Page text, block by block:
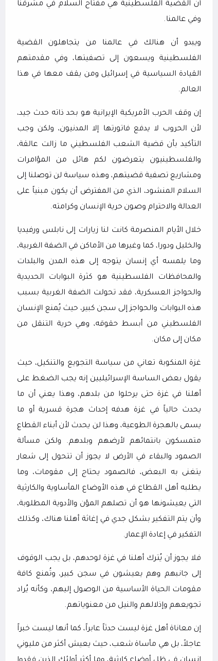
أن القضية الفلسطينية هي مفتاح السلام في مشرقنا
وفي عالمنا.
ويبدو أن هنالك في عالمنا من يتجاهلون القضية
الفلسطينية ويسعون إلى تصفيتها، وفي مقدمتهم
القيادة السياسية في إسرائيل ومن يقف معها في هذا
العالم.
إن وقف الحرب الأمريكية الإيرانية هو بحد ذاته حدث جيد،
لأن الحروب لا يدفع فاتورتها إلا المدنيون، ولكن وجب
التأكيد بأن قضية الشعب الفلسطيني ما زالت عالقة،
والفلسطينيون يتعرضون لكم هائل من المؤامرات
ومشاريع تصفية قضيتهم، وهذه سياسة لن توصلنا إلى
السلام المنشود، الذي من المفترض أن يكون مبنياً على
العدالة والاحترام وصون حرية الإنسان وكرامته.
خلال الأيام المنصرمة كانت لنا زيارات إلى نابلس ورفيديا
والخليل ودورا، كما وغيرها من الأماكن في الضفة الغربية،
وما يلمسه أي إنسان يتوجه إلى هذه المدن والبلدات
والمحافظات الفلسطينية هو كثرة البوابات الحديدية
والحواجز العسكرية، فقد تحولت الضفة الغربية بسبب
هذه البوابات والحواجز إلى سجن كبير، حيث يُمنع الإنسان
الفلسطيني من أبسط حقوقه، وهي حرية التنقل من
مكان إلى مكان.
غزة المنكوبة تعاني من سياسة التجويع والتنكيل، حيث
يقول بعض الساسة الإسرائيليين إنه يجب الضغط على
أهلنا في غزة حتى يرحلوا من بلدهم، وهذا يعني أن ما
يحدث حالياً في غزة هدفه إحداث هجرة قسرية أو ما
يسمى بالهجرة الطوعية، وهذا لن يحدث لأن أبناء القطاع
متمسكون بانتمائهم لأرضهم وبلدهم. ولكن مسألة
الصمود والبقاء في الأرض لا يجوز أن تتحول إلى شعار
يتغنى به البعض، فالصمود يحتاج إلى مقومات، وما
يطلبه أهل القطاع في هذه الأوضاع المأساوية والكارثية
التي يعيشونها هو أن تصلهم المؤن والأدوية المطلوبة،
وأن يتم التفكير بشكل جدي في إغاثة أهلنا هناك، وكذلك
التفكير في إعادة الإعمار.
فلا يجوز أن يُترك أهلنا في غزة لوحدهم، بل يجب الوقوف
إلى جانبهم وهم يعيشون في سجن كبير، وتُمنع كافة
مقومات الحياة الأساسية من الوصول إليهم، وكأنه يُراد
تجويعهم وإذلالهم والنيل من معنوياتهم.
إن معاناة أهل غزة ليست حدثاً عابراً، كما أنها ليست خبراً
عاجلاً، بل هي مأساة شعب، حيث يعيش أكثر من مليوني